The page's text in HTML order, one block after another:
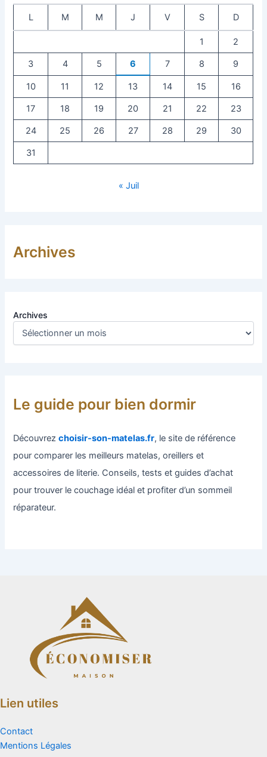
L M M J V S D
1 2
3 4 5 6 7 8 9
10 11 12 13 14 15 16
17 18 19 20 21 22 23
24 25 26 27 28 29 30
31
« Juil
Archives
Archives
Le guide pour bien dormir
Découvrezchoisir-son-matelas.fr, le site de référence
pour comparer les meilleurs matelas, oreillers et
accessoires de literie. Conseils, tests et guides d’achat
pour trouver le couchage idéal et profiter d’un sommeil
réparateur.
Lien utiles
Contact
Mentions Légales